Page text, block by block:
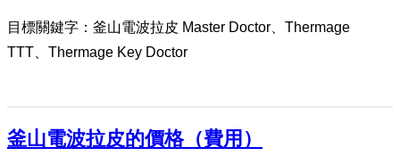
目標關鍵字：釜山電波拉皮 Master Doctor、Thermage
TTT、Thermage Key Doctor
釜山電波拉皮的價格（費用）